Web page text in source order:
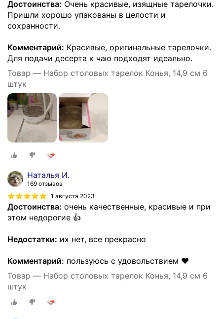
Достоинства: Очень красивые, изящные тарелочки.
Пришли хорошо упакованы в целости и
сохранности.
Комментарий: Красивые, оригинальные тарелочки.
Для подачи десерта к чаю подходят идеально.
Товар — Набор столовых тарелок Конья, 14,9 см 6
штук
Наталья И.
169 отзывов
1 августа 2023
Достоинства: очень качественные, красивые и при
этом недорогие 👍
Недостатки: их нет, все прекрасно
Комментарий: пользуюсь с удовольствием ❤
Товар — Набор столовых тарелок Конья, 14,9 см 6
штук